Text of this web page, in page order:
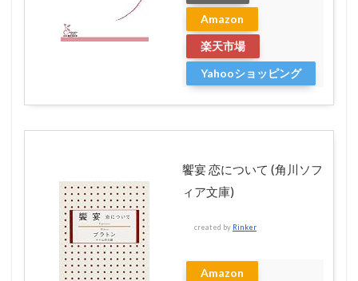
Amazon
楽天市場
Yahooショッピング
饗宴 恋について (角川ソフ
ィア文庫)
created by Rinker
Amazon